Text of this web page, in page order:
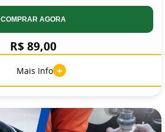
COMPRAR AGORA
R$ 89,00
Mais Info +